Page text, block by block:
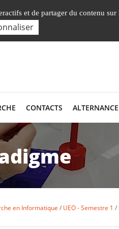
Nos Facultés, Instituts, Ecole
CONTACTS ALTERNANCE
en Informatique UEO - Semestre 1
et de partager du contenu sur